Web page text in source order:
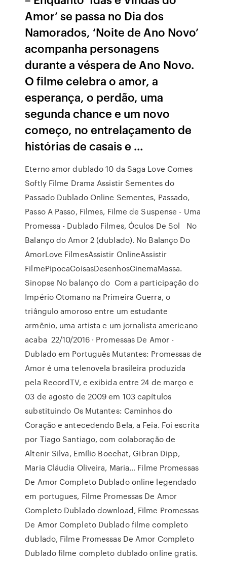
Amor’ se passa no Dia dos
Namorados, ‘Noite de Ano Novo’
acompanha personagens
durante a véspera de Ano Novo.
O filme celebra o amor, a
esperança, o perdão, uma
segunda chance e um novo
começo, no entrelaçamento de
histórias de casais e …
Eterno amor dublado 10 da Saga Love Comes
Softly Filme Drama Assistir Sementes do
Passado Dublado Online Sementes, Passado,
Passo A Passo, Filmes, Filme de Suspense - Uma
Promessa - Dublado Filmes, Óculos De Sol No
Balanço do Amor 2 (dublado). No Balanço Do
AmorLove FilmesAssistir OnlineAssistir
FilmePipocaCoisasDesenhosCinemaMassa.
Sinopse No balanço do Com a participação do
Império Otomano na Primeira Guerra, o
triângulo amoroso entre um estudante
armênio, uma artista e um jornalista americano
acaba 22/10/2016 · Promessas De Amor -
Dublado em Português Mutantes: Promessas de
Amor é uma telenovela brasileira produzida
pela RecordTV, e exibida entre 24 de março e
03 de agosto de 2009 em 103 capítulos
substituindo Os Mutantes: Caminhos do
Coração e antecedendo Bela, a Feia. Foi escrita
por Tiago Santiago, com colaboração de
Altenir Silva, Emílio Boechat, Gibran Dipp,
Maria Cláudia Oliveira, Maria… Filme Promessas
De Amor Completo Dublado online legendado
em portugues, Filme Promessas De Amor
Completo Dublado download, Filme Promessas
De Amor Completo Dublado filme completo
dublado, Filme Promessas De Amor Completo
Dublado filme completo dublado online gratis.